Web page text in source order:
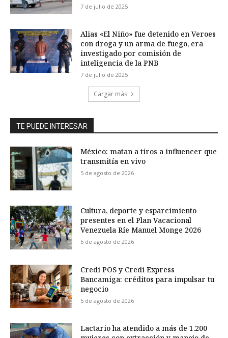
7 de julio de 2025
Alias «El Niño» fue detenido en Veroes
con droga y un arma de fuego, era
investigado por comisión de
inteligencia de la PNB
7 de julio de 2025
Cargar más
TE PUEDE INTERESAR
México: matan a tiros a influencer que
transmitía en vivo
5 de agosto de 2026
Cultura, deporte y esparcimiento
presentes en el Plan Vacacional
Venezuela Ríe Manuel Monge 2026
5 de agosto de 2026
Credi POS y Credi Express
Bancamiga: créditos para impulsar tu
negocio
5 de agosto de 2026
Lactario ha atendido a más de 1.200